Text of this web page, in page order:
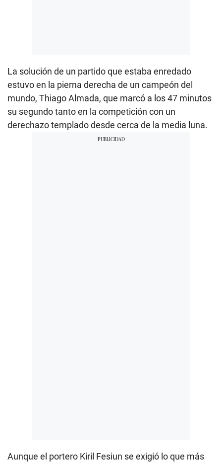
La solución de un partido que estaba enredado
estuvo en la pierna derecha de un campeón del
mundo, Thiago Almada, que marcó a los 47 minutos
su segundo tanto en la competición con un
derechazo templado desde cerca de la media luna.
Aunque el portero Kiril Fesiun se exigió lo que más